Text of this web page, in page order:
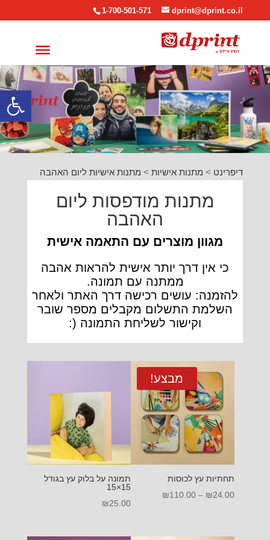
פתח
1-700-501-571 dprint@dprint.co.il
דיפרינט > מתנות אישיות> מתנות אישיות ליום האהבה
מתנות מודפסות ליום
האהבה
מגוון מוצרים עם התאמה אישית
כי אין דרך יותר אישית להראות אהבה
ממתנה עם תמונה.
להזמנה: עושים רכישה דרך האתר ולאחר
השלמת התשלום מקבלים מספר שובר
וקישור לשליחת התמונה (:
מבצע!
תחתיות עץ לכוסות
₪24.00
–
₪110.00
תמונה על בלוק עץ בגודל
15×15
₪25.00